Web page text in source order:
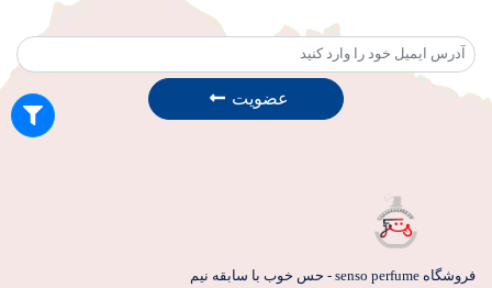
عضویت
فروشگاه senso perfume - حس خوب با سابقه نیم